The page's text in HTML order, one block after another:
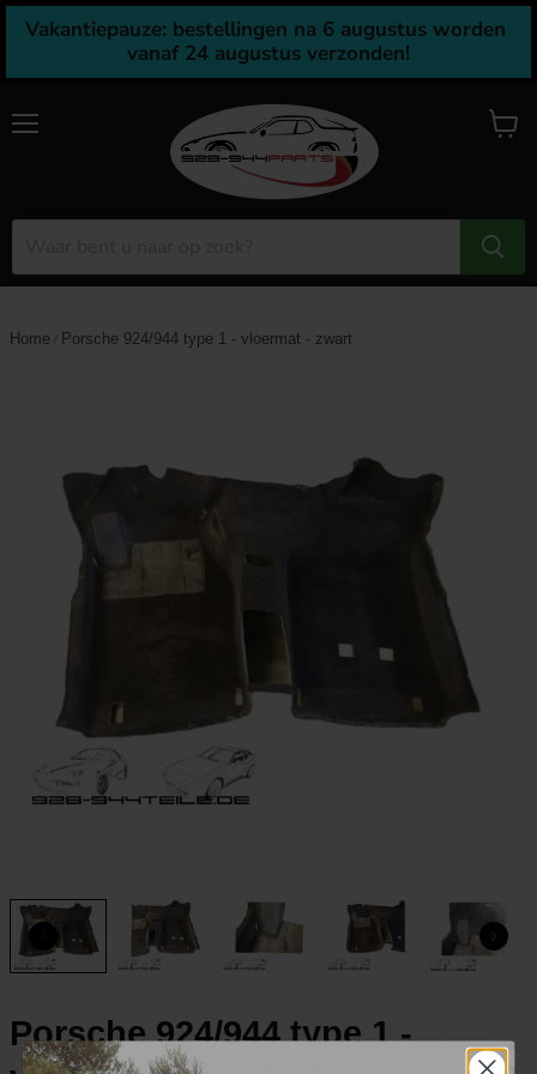
Vakantiepauze: bestellingen na 6 augustus worden
vanaf 24 augustus verzonden!
Home Porsche 924/944 type 1 - vloermat - zwart
Porsche 924/944 type 1 -